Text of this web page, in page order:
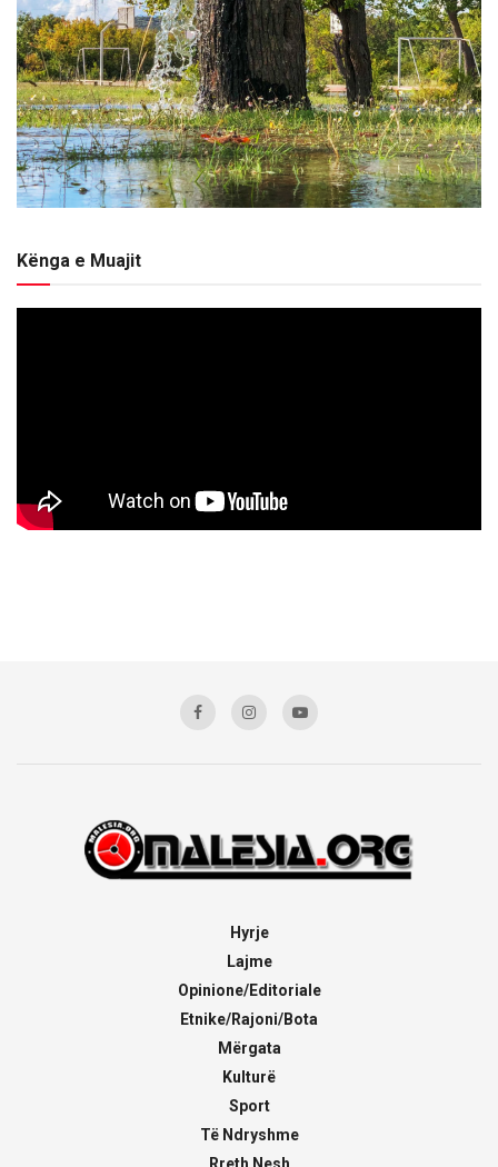
Kënga e Muajit
Hyrje
Lajme
Opinione/Editoriale
Etnike/Rajoni/Bota
Mërgata
Kulturë
Sport
Të Ndryshme
Rreth Nesh